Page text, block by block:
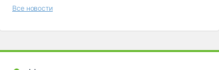
Все новости